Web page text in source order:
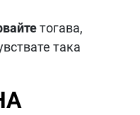
тогава,
така